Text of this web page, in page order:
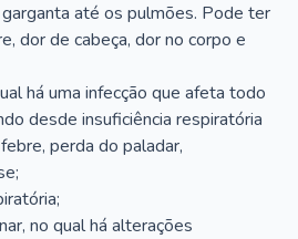
até os pulmões. Pode ter
dor de cabeça, dor no corpo e
há uma infecção que afeta todo
desde insuficiência respiratória
perda do paladar,
no qual há alterações